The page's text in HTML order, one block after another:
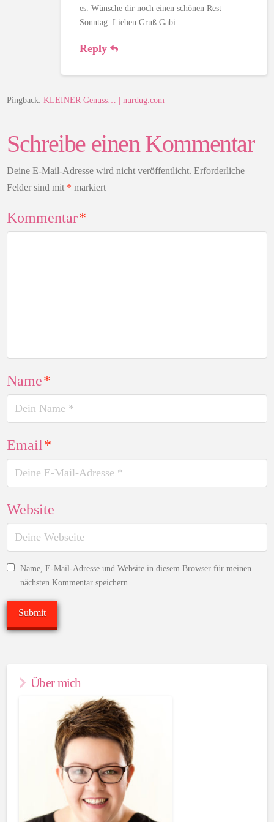
es. Wünsche dir noch einen schönen Rest
Sonntag. Lieben Gruß Gabi
Reply
Pingback:KLEINER Genuss… | nurdug.com
Schreibe einen Kommentar
Deine E-Mail-Adresse wird nicht veröffentlicht. Erforderliche
Felder sind mit * markiert
Kommentar*
Name*
Email*
Website
Name, E-Mail-Adresse und Website in diesem Browser für meinen
nächsten Kommentar speichern.
Über mich